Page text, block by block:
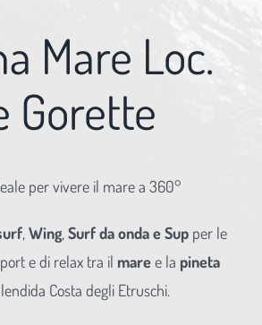
Mare Loc.
Gorette
per vivere il mare a 360°
, Wing, Surf da onda e Supper le
e di relax tra il maree la pineta
Costa degli Etruschi.